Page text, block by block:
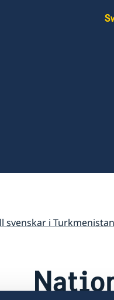
svenskar i Turkmenistan